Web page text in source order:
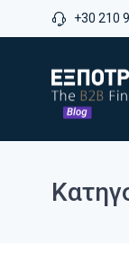
+30 210